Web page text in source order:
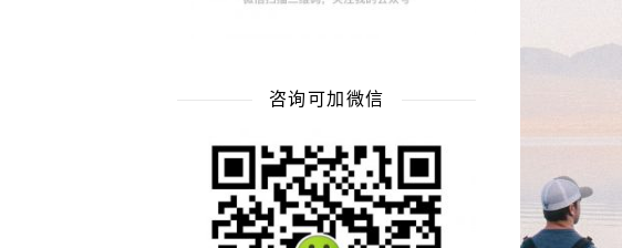
咨询可加微信